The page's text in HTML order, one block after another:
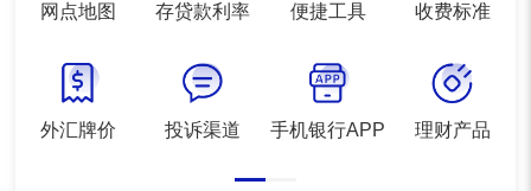
网点地图
外汇牌价
存贷款利率
投诉渠道
便捷工具
手机银行APP
收费标准
理财产品